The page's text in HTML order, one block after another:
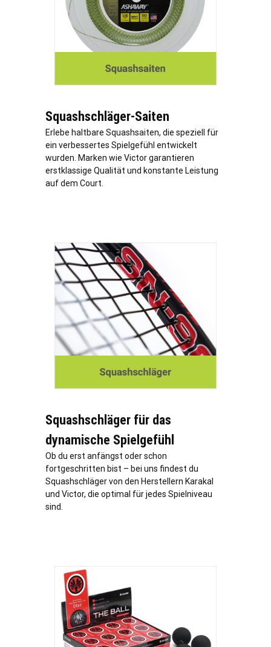
Squashschläger-Saiten
Erlebe haltbare Squashsaiten, die speziell für
ein verbessertes Spielgefühl entwickelt
wurden. Marken wie Victor garantieren
erstklassige Qualität und konstante Leistung
auf dem Court.
Squashschläger für das
dynamische Spielgefühl
Ob du erst anfängst oder schon
fortgeschritten bist – bei uns findest du
Squashschläger von den Herstellern Karakal
und Victor, die optimal für jedes Spielniveau
sind.